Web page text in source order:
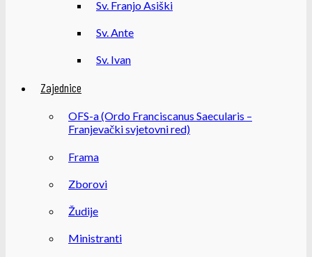
Sv. Franjo Asiški
Sv. Ante
Sv. Ivan
Zajednice
OFS-a (Ordo Franciscanus Saecularis –
Franjevački svjetovni red)
Frama
Zborovi
Žudije
Ministranti